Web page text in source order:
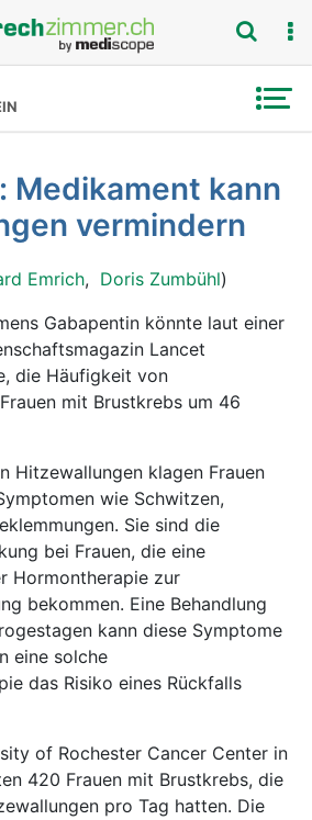
Medikament kann
vermindern
Emrich, Doris Zumbühl)
Gabapentin könnte laut einer
Lancet
die Häufigkeit von
mit Brustkrebs um 46
Hitzewallungen klagen Frauen
wie Schwitzen,
Sie sind die
bei Frauen, die eine
Hormontherapie zur
bekommen. Eine Behandlung
kann diese Symptome
eine solche
das Risiko eines Rückfalls
of Rochester Cancer Center in
420 Frauen mit Brustkrebs, die
pro Tag hatten. Die